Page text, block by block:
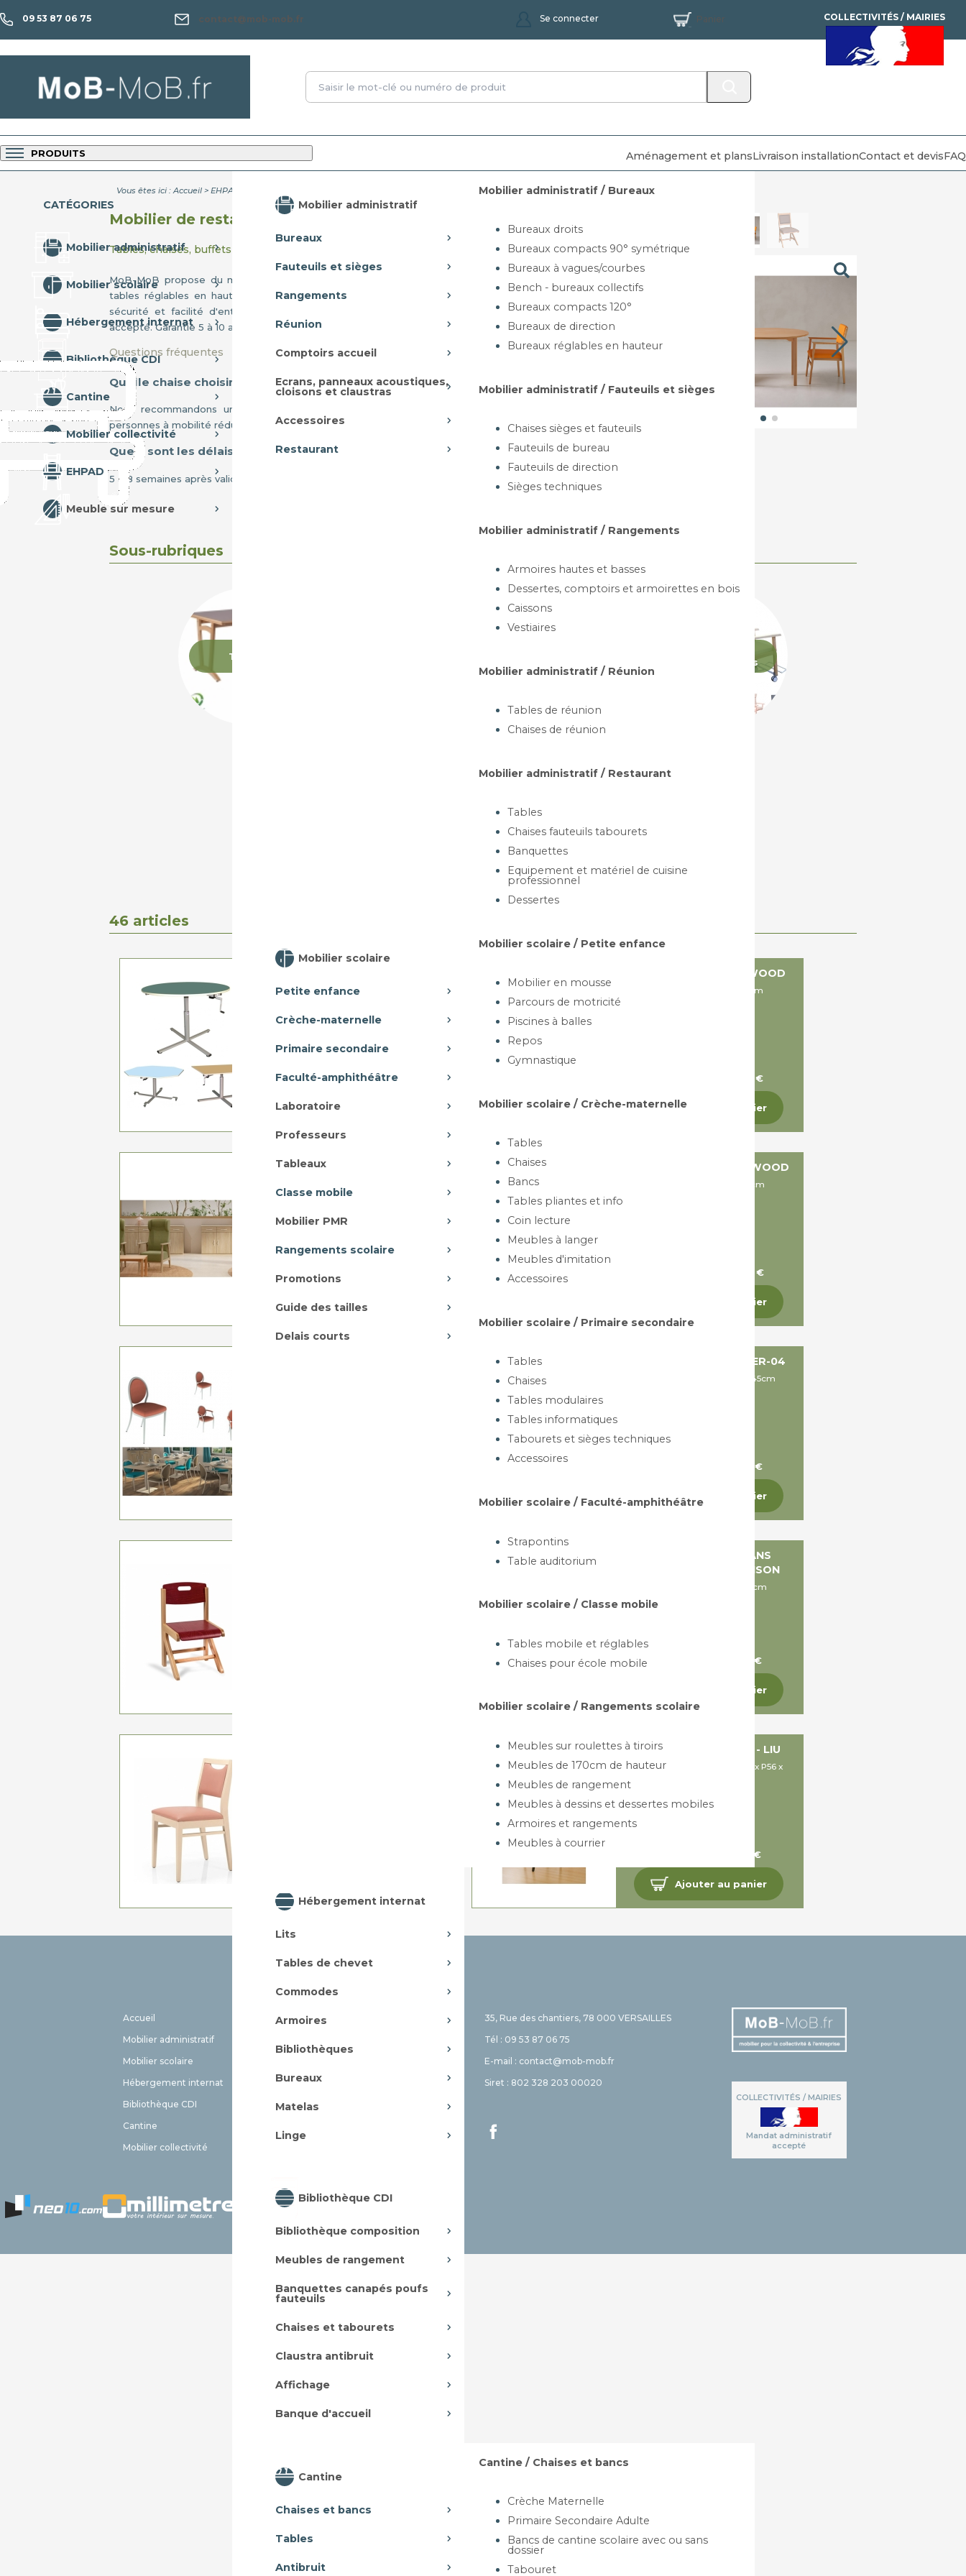
09 53 87 06 75 contact@mob-mob.fr Se connecter Panier COLLECTIVITÉS / MAIRIES
PRODUITS
CATÉGORIES
Mobilier administratif
Mobilier scolaire
Hébergement internat
Bibliothèque CDI
Cantine
Mobilier collectivité
EHPAD
Meuble sur mesure
Mobilier administratif
Bureaux
Fauteuils et sièges
Rangements
Réunion
Comptoirs accueil
Ecrans, panneaux acoustiques,
cloisons et claustras
Accessoires
Restaurant
Mobilier administratif / Bureaux
Bureaux droits
Bureaux compacts 90° symétrique
Bureaux à vagues/courbes
Bench - bureaux collectifs
Bureaux compacts 120°
Bureaux de direction
Bureaux réglables en hauteur
Mobilier administratif / Fauteuils et sièges
Chaises sièges et fauteuils
Fauteuils de bureau
Fauteuils de direction
Sièges techniques
Mobilier administratif / Rangements
Armoires hautes et basses
Dessertes, comptoirs et armoirettes en bois
Caissons
Vestiaires
Mobilier administratif / Réunion
Tables de réunion
Chaises de réunion
Mobilier administratif / Restaurant
Tables
Chaises fauteuils tabourets
Banquettes
Equipement et matériel de cuisine
professionnel
Dessertes
Mobilier scolaire
Petite enfance
Crèche-maternelle
Primaire secondaire
Faculté-amphithéâtre
Laboratoire
Professeurs
Tableaux
Classe mobile
Mobilier PMR
Rangements scolaire
Promotions
Guide des tailles
Delais courts
Mobilier scolaire / Petite enfance
Mobilier en mousse
Parcours de motricité
Piscines à balles
Repos
Gymnastique
Mobilier scolaire / Crèche-maternelle
Tables
Chaises
Bancs
Tables pliantes et info
Coin lecture
Meubles à langer
Meubles d'imitation
Accessoires
Mobilier scolaire / Primaire secondaire
Tables
Chaises
Tables modulaires
Tables informatiques
Tabourets et sièges techniques
Accessoires
Mobilier scolaire / Faculté-amphithéâtre
Strapontins
Table auditorium
Mobilier scolaire / Classe mobile
Tables mobile et réglables
Chaises pour école mobile
Mobilier scolaire / Rangements scolaire
Meubles sur roulettes à tiroirs
Meubles de 170cm de hauteur
Meubles de rangement
Meubles à dessins et dessertes mobiles
Armoires et rangements
Meubles à courrier
Hébergement internat
Lits
Tables de chevet
Commodes
Armoires
Bibliothèques
Bureaux
Matelas
Linge
Bibliothèque CDI
Bibliothèque composition
Meubles de rangement
Banquettes canapés poufs
fauteuils
Chaises et tabourets
Claustra antibruit
Affichage
Banque d'accueil
Cantine
Chaises et bancs
Tables
Antibruit
Cantine / Chaises et bancs
Crèche Maternelle
Primaire Secondaire Adulte
Bancs de cantine scolaire avec ou sans
dossier
Tabouret
Aménagement et plansLivraison installationContact et devisFAQ
Vous êtes ici : Accueil > EHPAD
Mobilier de restaurant pour EHPAD et maisons de retraite
Tables, chaises, buffets et claustras adaptés aux seniors
MoB-MoB propose du mobilier de restaurant spécialement conçu pour les EHPAD et maisons de retraite :
tables réglables en hauteur, chaises rembourrées en tissu, fauteuils de repas, buffets et claustras. Confort,
sécurité et facilité d'entretien garantis. Livraison et installation dans toute la France. Mandat administratif
accepté. Garantie 5 à 10 ans. Franco dès 1 500 € HT. Devis sous 24h au 09 53 87 06 75.
Questions fréquentes
Quelle chaise choisir pour le restaurant d'un EHPAD ?
Nous recommandons une chaise rembourrée avec accoudoirs, stable et facile à nettoyer, adaptée aux
personnes à mobilité réduite.
Quels sont les délais ?
5 à 8 semaines après validation du devis.
Sous-rubriques
Tables
ergonomiques
Buffets
46 articles
CENTRAL ET RÉGLABLE - X1
(octogonale), L120 x P120cm (carrée)
A partir de 1 415,98 €
Ajouter au panier
BUFFET 2 PORTES - WOOD
Dims: H90 x P55 x L113cm
A partir de 1 115,89 €
Ajouter au panier
BUFFETS - MAE
A partir de 498,78 €
Ajouter au panier
BUFFETS 3 PORTES - WOOD
Dims: H90 x P55 x L168cm
A partir de 1 297,21 €
Ajouter au panier
CHAISE 4 PIEDS - DIFIER-04
Dims: A45 x P45 x H82 x L45cm
A partir de 246,05 €
Ajouter au panier
CHAISE AVEC ET SANS
ACCOUDOIRS - MADISON
Dims: L49,5 x P59 x H83cm
A partir de 291,86 €
Ajouter au panier
CHAISE ET FAUTEUIL - LIU
Dims: H97 ou 85 x L47 ou 55 x P56 x
A partir de 187,09 €
Ajouter au panier
Accueil
Mobilier administratif
Mobilier scolaire
Hébergement internat
Bibliothèque CDI
Cantine
Mobilier collectivité
EHPAD
Livraison installation
Contact et devis
35, Rue des chantiers, 78 000 VERSAILLES
Tél : 09 53 87 06 75
E-mail : contact@mob-mob.fr
Siret : 802 328 203 00020
COLLECTIVITÉS / MAIRIES
Mandat administratif
accepté